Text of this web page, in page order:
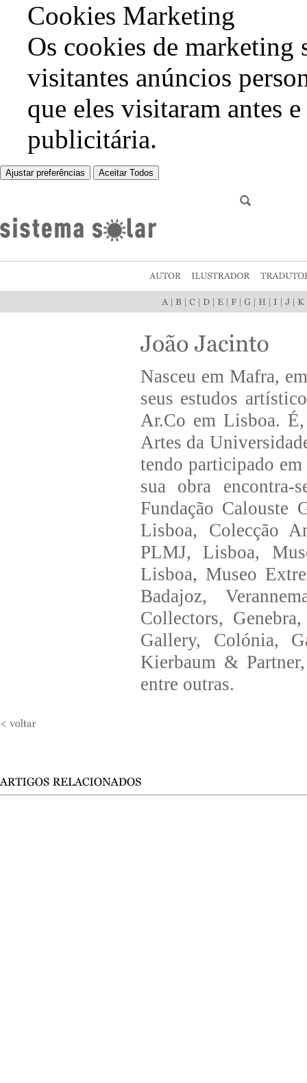
Cookies Marketing
Os cookies de marketing
visitantes anúncios
que eles visitaram antes
publicitária.
Ajustar preferências Aceitar Todos
Nasceu em Mafra,
seus estudos
Ar.Co em Lisboa.
Artes da
tendo participado
sua obra encontra-
Fundação Calouste
Lisboa, Colecção
PLMJ, Lisboa,
Lisboa, Museo
Badajoz,
Collectors,
Gallery, Colónia,
Kierbaum &
entre outras.